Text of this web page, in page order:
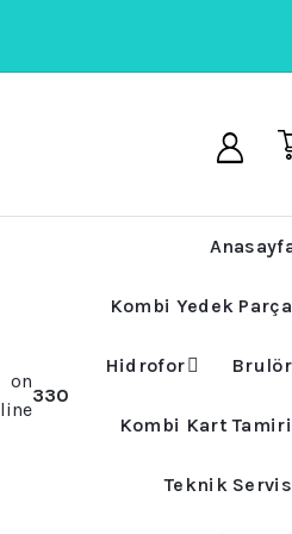
on
line
330
Kombi Yedek Parça
Hidrofor Brulör
Kombi Kart Tamiri
Teknik Servis